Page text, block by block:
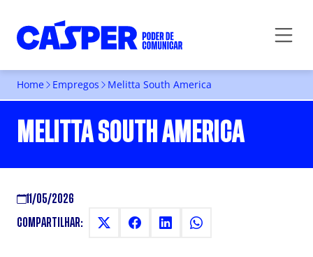
Home Empregos Melitta South America
MELITTA SOUTH AMERICA
11/05/2026
COMPARTILHAR: